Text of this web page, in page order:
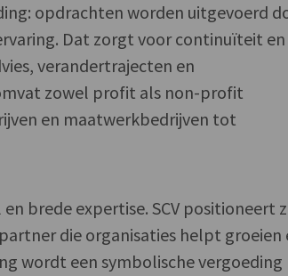
opdrachten worden uitgevoerd
Dat zorgt voor continuïteit en
verandertrajecten en
zowel profit als non-profit
en maatwerkbedrijven tot
brede expertise. SCV positioneert
die organisaties helpt groeien
wordt een symbolische vergoeding